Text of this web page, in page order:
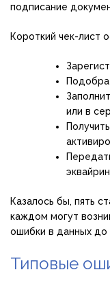
подписание
Короткий чек-лист
или в
Казалось бы, пять
каждом могут
ошибки в данных до
Типовые